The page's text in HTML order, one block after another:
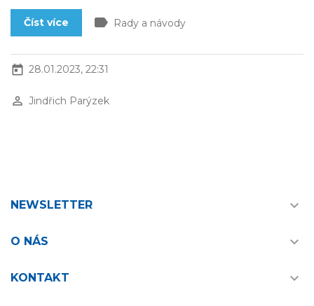
Číst více label Rady a návody
today 28.01.2023, 22:31
perm_identity Jindřich Parýzek
NEWSLETTER 
O NÁS 
KONTAKT 